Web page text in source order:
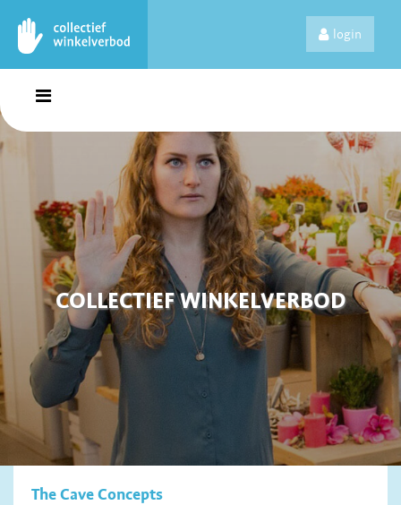
login
COLLECTIEF WINKELVERBOD
The Cave Concepts